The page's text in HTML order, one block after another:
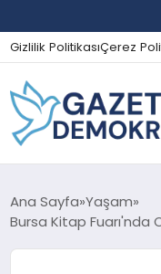
Gizlilik PolitikasıÇerez
GÜNDEM
Ana Sayfa Yaşam
Bursa Kitap Fuarı'nda